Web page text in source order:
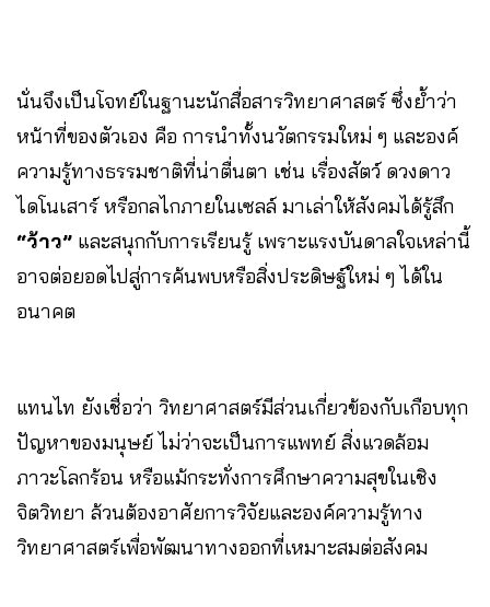
นั่นจึงเป็นโจทย์ในฐานะนักสื่อสารวิทยาศาสตร์ ซึ่งย้ำว่า
หน้าที่ของตัวเอง คือ การนำทั้งนวัตกรรมใหม่ ๆ และองค์
ความรู้ทางธรรมชาติที่น่าตื่นตา เช่น เรื่องสัตว์ ดวงดาว
ไดโนเสาร์ หรือกลไกภายในเซลล์ มาเล่าให้สังคมได้รู้สึก
“ว้าว” และสนุกกับการเรียนรู้ เพราะแรงบันดาลใจเหล่านี้
อาจต่อยอดไปสู่การค้นพบหรือสิ่งประดิษฐ์ใหม่ ๆ ได้ใน
อนาคต
แทนไท ยังเชื่อว่า วิทยาศาสตร์มีส่วนเกี่ยวข้องกับเกือบทุก
ปัญหาของมนุษย์ ไม่ว่าจะเป็นการแพทย์ สิ่งแวดล้อม
ภาวะโลกร้อน หรือแม้กระทั่งการศึกษาความสุขในเชิง
จิตวิทยา ล้วนต้องอาศัยการวิจัยและองค์ความรู้ทาง
วิทยาศาสตร์เพื่อพัฒนาทางออกที่เหมาะสมต่อสังคม